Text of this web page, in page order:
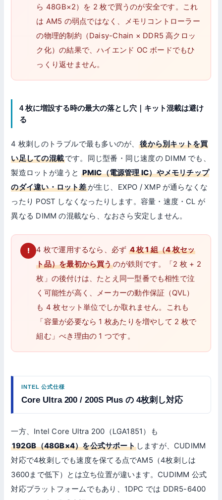
ら 48GB×2）を 2 枚で買うのが安全です。これ
は AM5 の弱点ではなく、メモリコントローラー
の物理的制約（Daisy-Chain × DDR5 高クロッ
ク化）の結果で、ハイエンド OC ボードでもひ
っくり返せません。
4 枚に増設する時の最大の落とし穴｜キット混載は避け
る
4 枚刺しのトラブルで最も多いのが、後から別キットを買
い足しての混載です。同じ型番・同じ速度の DIMM でも、
製造ロットが違うと PMIC（電源管理 IC）やメモリチップ
のダイ違い・ロット差が生じ、EXPO / XMP が通らなくな
ったり POST しなくなったりします。容量・速度・CL が
異なる DIMM の混載なら、なおさら安定しません。
4 枚で運用するなら、必ず 4 枚 1 組（4 枚セッ
ト品）を最初から買うのが鉄則です。「2 枚 + 2
枚」の後付けは、たとえ同一型番でも相性で泣
く可能性が高く、メーカーの動作保証（QVL）
も 4 枚セット単位でしか取れません。これも
「容量が必要なら 1 枚あたりを増やして 2 枚で
組む」べき理由の 1 つです。
INTEL 公式仕様
Core Ultra 200 / 200S Plus の 4枚刺し対応
一方、Intel Core Ultra 200（LGA1851）も
192GB（48GB×4）を公式サポートしますが、CUDIMM
対応で4枚刺しでも速度を保てる点でAM5（4枚刺しは
3600まで低下）とは立ち位置が違います。CUDIMM 公式
対応プラットフォームでもあり、1DPC では DDR5-6400